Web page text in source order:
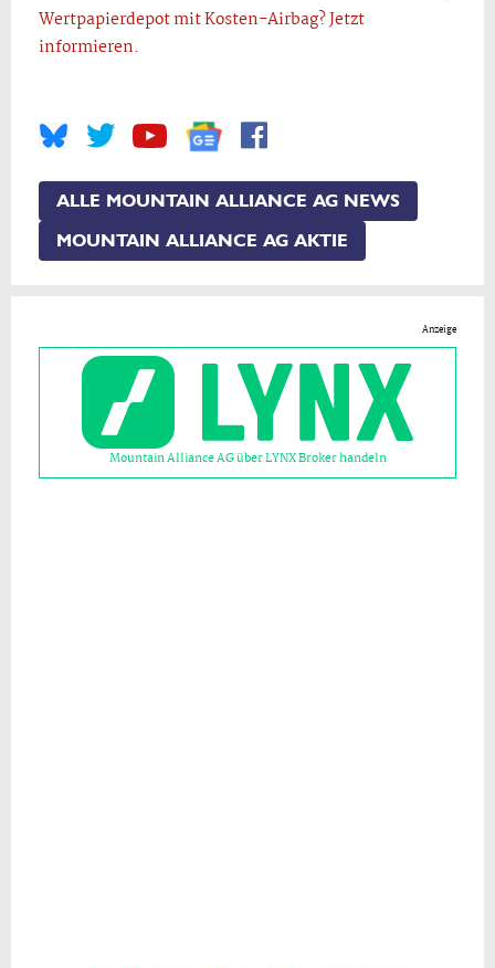
Wertpapierdepot mit Kosten-Airbag? Jetzt
informieren.
ALLE MOUNTAIN ALLIANCE AG NEWS
MOUNTAIN ALLIANCE AG AKTIE
Anzeige
Mountain Alliance AG über LYNX Broker handeln